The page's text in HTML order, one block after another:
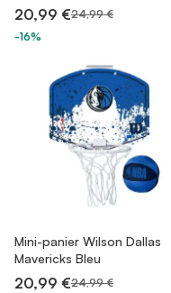
20,99 €24,99 €
-16%
Mini-panier Wilson Dallas
Mavericks Bleu
20,99 €24,99 €